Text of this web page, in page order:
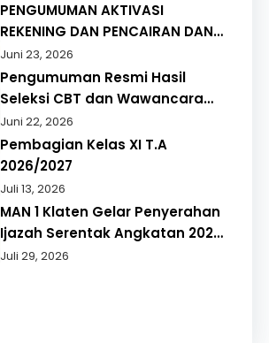
PENGUMUMAN AKTIVASI
REKENING DAN PENCAIRAN DANA
BANTUAN PROGRAM INDONESIA
PINTAR (PIP) REGULER TAHAP 1
TAHUN ANGGARAN 2026
Juni 23, 2026
Pengumuman Resmi Hasil
Seleksi CBT dan Wawancara
PMBM MAN 1 Klaten Tahun
Pelajaran 2026/2027
Juni 22, 2026
Pembagian Kelas XI T.A
2026/2027
Juli 13, 2026
MAN 1 Klaten Gelar Penyerahan
Ijazah Serentak Angkatan 2026,
Alumni Apresiasi Pelayanan
Juli 29, 2026